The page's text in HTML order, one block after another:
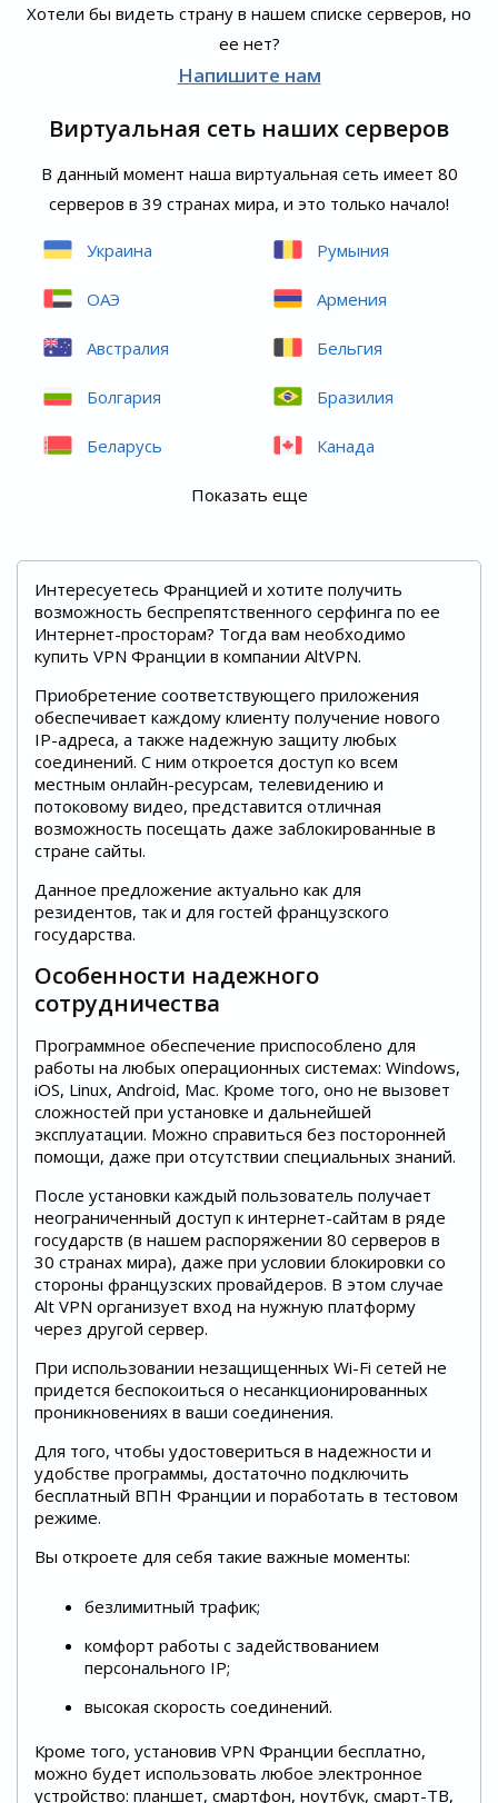
Хотели бы видеть страну в нашем списке серверов, но
ее нет?
Напишите нам
Виртуальная сеть наших серверов
В данный момент наша виртуальная сеть имеет 80
серверов в 39 странах мира, и это только начало!
Украина Румыния
ОАЭ Армения
Австралия Бельгия
Болгария Бразилия
Беларусь Канада
Показать еще
Интересуетесь Францией и хотите получить
возможность беспрепятственного серфинга по ее
Интернет-просторам? Тогда вам необходимо
купить VPN Франции в компании AltVPN.
Приобретение соответствующего приложения
обеспечивает каждому клиенту получение нового
IP-адреса, а также надежную защиту любых
соединений. С ним откроется доступ ко всем
местным онлайн-ресурсам, телевидению и
потоковому видео, представится отличная
возможность посещать даже заблокированные в
стране сайты.
Данное предложение актуально как для
резидентов, так и для гостей французского
государства.
Особенности надежного
сотрудничества
Программное обеспечение приспособлено для
работы на любых операционных системах: Windows,
iOS, Linux, Android, Mac. Кроме того, оно не вызовет
сложностей при установке и дальнейшей
эксплуатации. Можно справиться без посторонней
помощи, даже при отсутствии специальных знаний.
После установки каждый пользователь получает
неограниченный доступ к интернет-сайтам в ряде
государств (в нашем распоряжении 80 серверов в
30 странах мира), даже при условии блокировки со
стороны французских провайдеров. В этом случае
Alt VPN организует вход на нужную платформу
через другой сервер.
При использовании незащищенных Wi-Fi сетей не
придется беспокоиться о несанкционированных
проникновениях в ваши соединения.
Для того, чтобы удостовериться в надежности и
удобстве программы, достаточно подключить
бесплатный ВПН Франции и поработать в тестовом
режиме.
Вы откроете для себя такие важные моменты:
безлимитный трафик;
комфорт работы с задействованием
персонального IP;
высокая скорость соединений.
Кроме того, установив VPN Франции бесплатно,
можно будет использовать любое электронное
устройство: планшет, смартфон, ноутбук, смарт-ТВ,